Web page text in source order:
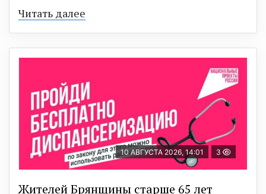
Читать далее
10 АВГУСТА 2026, 14:01 3
Жителей Брянщины старше 65 лет